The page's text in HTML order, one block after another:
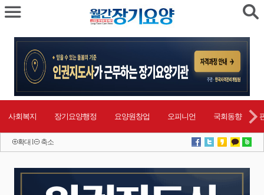
사회복지 장기요양행정 요양원창업 오피니언 국회동향
확대 l 축소